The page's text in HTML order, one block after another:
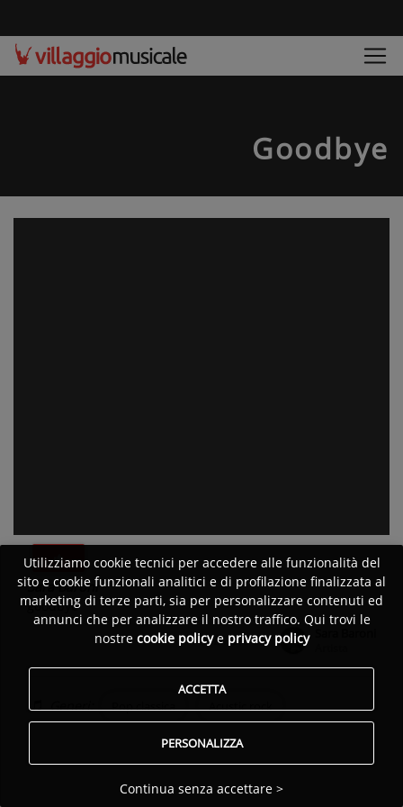
Goodbye
Sara Baroni
goodbye
Pubblicato da:
Generi: Pop classica Acustic rock
Utilizziamo cookie tecnici per accedere alle funzionalità del
sito e cookie funzionali analitici e di profilazione finalizzata al
marketing di terze parti, sia per personalizzare contenuti ed
annunci che per analizzare il nostro traffico. Qui trovi le
nostre cookie policye privacy policy
ACCETTA
PERSONALIZZA
Continua senza accettare >